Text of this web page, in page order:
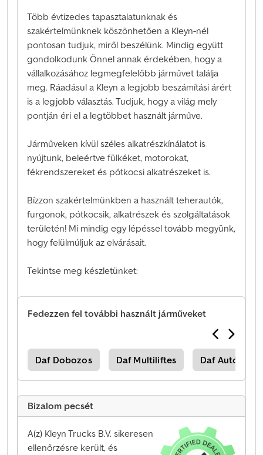
Több évtizedes tapasztalatunknak és
szakértelmünknek köszönhetően a Kleyn-nél
pontosan tudjuk, miről beszélünk. Mindig együtt
gondolkodunk Önnel annak érdekében, hogy a
vállalkozásához legmegfelelőbb járművet találja
meg. Ráadásul a Kleyn a legjobb beszámítási árért
is a legjobb választás. Tudjuk, hogy a világ mely
pontján éri el a legtöbbet használt járműve.
Járműveken kívül széles alkatrészkínálatot is
nyújtunk, beleértve fülkéket, motorokat,
fékrendszereket és pótkocsi alkatrészeket is.
Bízzon szakértelmünkben a használt teherautók,
furgonok, pótkocsik, alkatrészek és szolgáltatások
területén! Mi mindig egy lépéssel tovább megyünk,
hogy felülmúljuk az elvárásait.
Tekintse meg készletünket:
Fedezzen fel további használt járműveket
Daf Dobozos Daf Multiliftes Daf Autódaru
Bizalom pecsét
A(z) Kleyn Trucks B.V. sikeresen
ellenőrzésre került, és